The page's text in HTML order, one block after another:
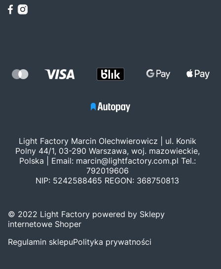
Light Factory Marcin Olechwierowicz | ul. Konik
Polny 44/1, 03-290 Warszawa, woj. mazowieckie,
Polska | Email: marcin@lightfactory.com.pl Tel.:
792019606
NIP: 5242588465 REGON: 368750813
© 2022 Light Factory powered by Sklepy
internetowe Shoper
Regulamin sklepuPolityka prywatności